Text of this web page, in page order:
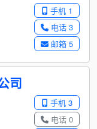
手机 1
电话 3
邮箱 5
司
手机 3
电话 0